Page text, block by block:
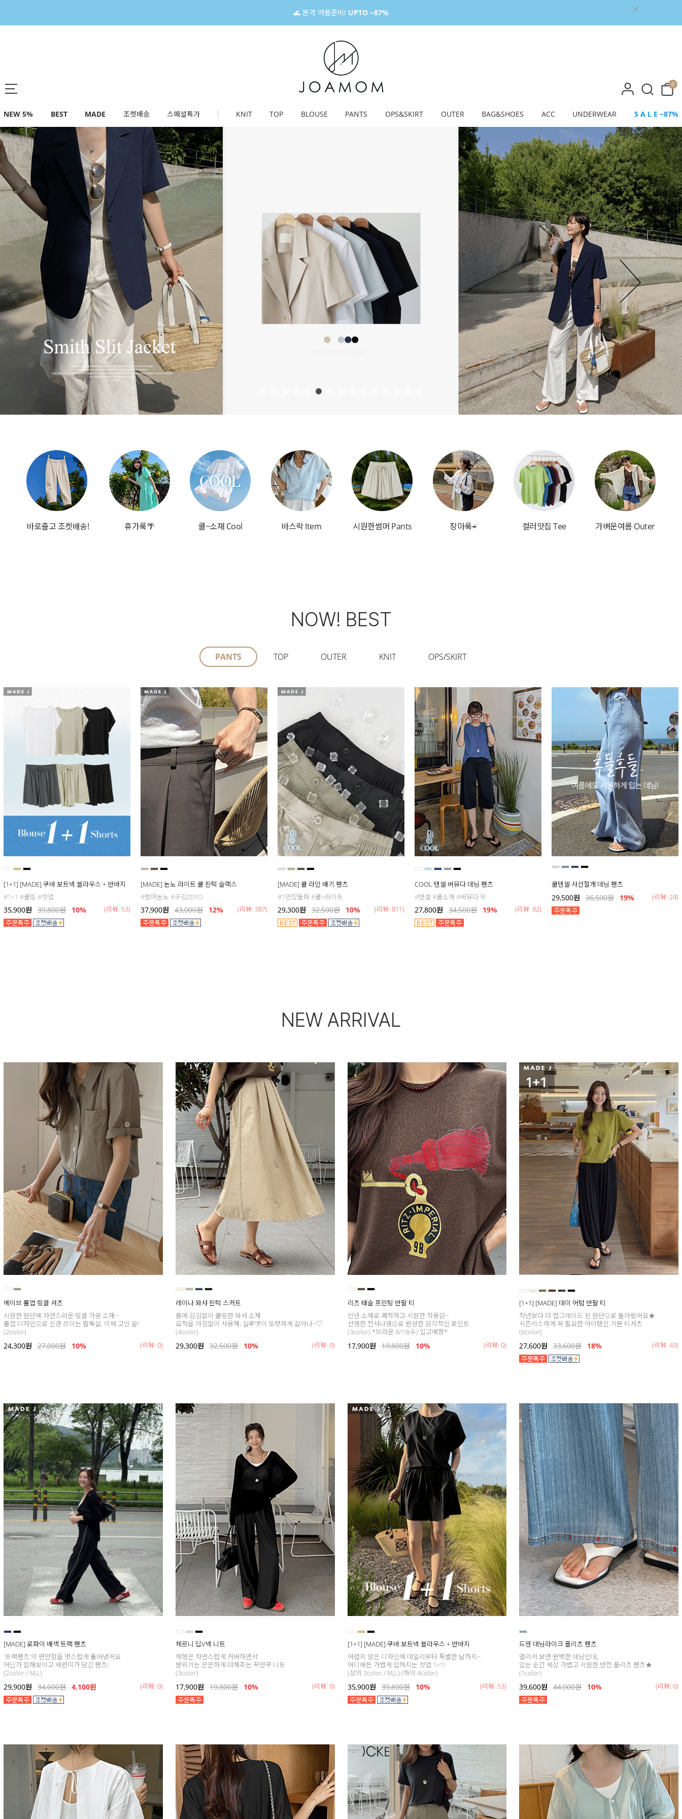
🌊 본격 여름준비! UPTO ~87%
0
NEW 5% BEST MADE 조켓배송 스페셜특가 KNIT TOP BLOUSE PANTS OPS&SKIRT OUTER BAG&SHOES ACC UNDERWEAR S A L E ~87%
바로출고 조켓배송! 휴가룩🌴 쿨~소재 Cool 바스락 Item 시원한썸머 Pants 장마룩☔ 컬러맛집 Tee 가벼운여름 Outer
NOW! BEST
PANTS TOP OUTER KNIT OPS/SKIRT
[1+1] [MADE] 쿠바 보트넥 블라우스 + 반바지
#1+1 #쿨링 #셋업
35,900원 39,800원 10% (리뷰: 53)
[MADE] 논노 라이트 쿨 핀턱 슬랙스
#썸머논노 #구김ZERO
37,900원 43,000원 12% (리뷰: 387)
[MADE] 쿨 라인 배기 팬츠
#1만장돌파 #쿨+라이트
29,300원 32,500원 10% (리뷰: 811)
COOL 텐셀 버뮤다 데님 팬츠
#텐셀 #쿨소재 #버뮤다 핏
27,800원 34,500원 19% (리뷰: 82)
쿨텐셀 사선절개 데님 팬츠
29,500원 36,500원 19% (리뷰: 24)
NEW ARRIVAL
메이브 롤업 링클 셔츠
시원한 원단에 자연스러운 링클 가공 소재~
롤업 디자인으로 신경 쓰이는 팔뚝살, 이제 고민 끝!
(2color)
24,300원 27,000원 10% (리뷰: 0)
레이나 와샤 핀턱 스커트
몸에 감김없이 쿨링한 와샤 소재
요척을 아낌없이 사용해, 실루엣이 또렷하게 살아나~♡
(4color)
29,300원 32,500원 10% (리뷰: 0)
리츠 태슬 프린팅 반팔 티
린넨 소재로 쾌적하고 시원한 착용감~
선명한 전사나염으로 완성한 감각적인 포인트
(3color) *브라운 8/19(수) 입고예정*
17,900원 19,800원 10% (리뷰: 0)
[1+1] [MADE] 데이 어텀 반팔 티
작년보다 더 업그레이드 된 원단으로 돌아왔어요★
시즌리스하게 꼭 필요한 아이템인 기본 티셔츠
(6color)
27,600원 33,600원 18% (리뷰: 43)
[MADE] 로파이 배색 트랙 팬츠
'트랙팬츠'의 편안함을 멋스럽게 풀어냈어요
어딘가 힙해보이고 세련미가 담긴 팬츠!
(2color / M,L)
29,900원 34,000원 4,100원 (리뷰: 0)
체르니 딥V넥 니트
체형은 자연스럽게 커버하면서
분위기는 은은하게 더해주는 꾸안꾸 니트
(3color)
17,900원 19,800원 10% (리뷰: 0)
[1+1] [MADE] 쿠바 보트넥 블라우스 + 반바지
어렵지 않은 디자인에 데일리부터 특별한 날까지~
어디에든 가볍게 입혀지는 셋업 1+1!
(상의 3color / M,L) (하의 4color)
35,900원 39,800원 10% (리뷰: 53)
드웬 데님라이크 플리츠 팬츠
멀리서 보면 완벽한 데님인데,
입는 순간 세상 가볍고 시원한 반전 플리츠 팬츠★
(1color)
39,600원 44,000원 10% (리뷰: 0)